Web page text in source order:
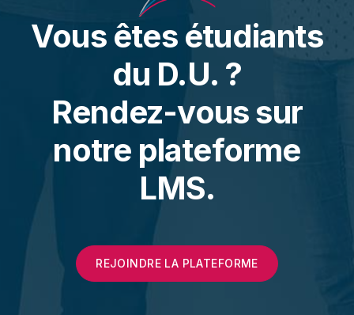
Vous êtes étudiants
du D.U. ?
Rendez-vous sur
notre plateforme
LMS.
REJOINDRE LA PLATEFORME